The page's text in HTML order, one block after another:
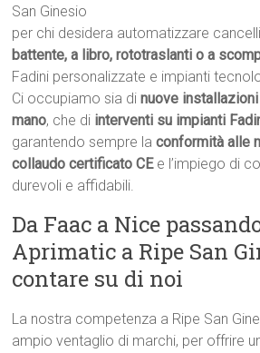
San Ginesio
per chi desidera automatizzare cancelli
battente, a libro, rototraslanti o a
Fadini personalizzate e impianti
Ci occupiamo sia dinuove
mano, che di interventi su impianti
garantendo sempre laconformità alle
collaudo certificato CEe l’impiego di
durevoli e affidabili.
Da Faac a Nice
Aprimatic a Ripe San
contare su di noi
La nostra competenza a Ripe San
ampio ventaglio di marchi, per offrire